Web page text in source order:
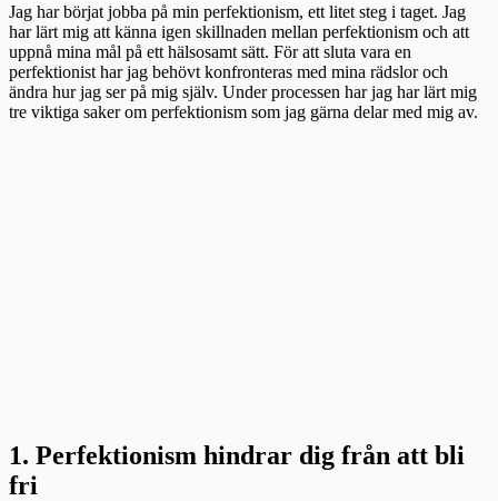
Jag har börjat jobba på min perfektionism, ett litet steg i taget. Jag
har lärt mig att känna igen skillnaden mellan perfektionism och att
uppnå mina mål på ett hälsosamt sätt. För att sluta vara en
perfektionist har jag behövt konfronteras med mina rädslor och
ändra hur jag ser på mig själv. Under processen har jag har lärt mig
tre viktiga saker om perfektionism som jag gärna delar med mig av.
1. Perfektionism hindrar dig från att bli
fri